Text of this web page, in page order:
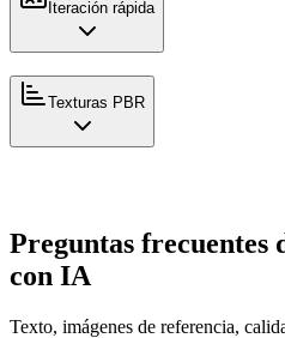
Iteración rápida
Texturas PBR
Preguntas frecuentes
con IA
Texto, imágenes de referencia,